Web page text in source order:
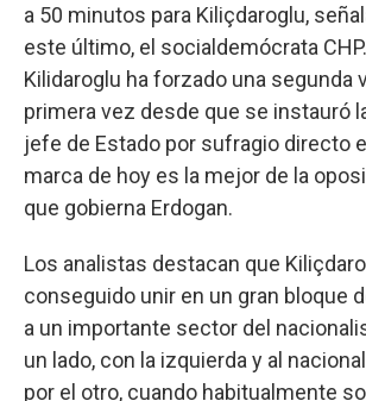
a 50 minutos para Kiliçdaroglu,
este último, el socialdemócrata
Kilidaroglu ha forzado una segunda
primera vez desde que se instauró
jefe de Estado por sufragio directo
marca de hoy es la mejor de la
que gobierna Erdogan.
Los analistas destacan que
conseguido unir en un gran bloque
a un importante sector del
un lado, con la izquierda y al
por el otro, cuando habitualmente